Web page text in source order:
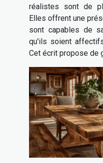
réalistes sont de
Elles offrent une
sont capables de
qu'ils soient
Cet écrit propose de